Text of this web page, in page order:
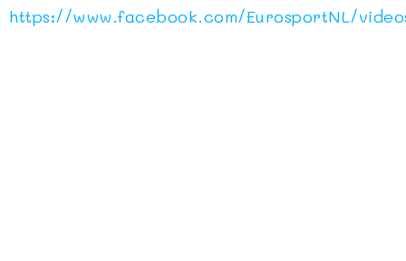
https://www.facebook.com/EurosportNL/